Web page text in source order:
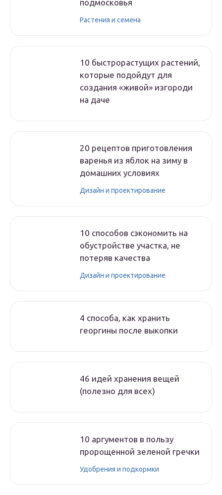
подмосковья
Растения и семена
10 быстрорастущих растений,
которые подойдут для
создания «живой» изгороди
на даче
20 рецептов приготовления
варенья из яблок на зиму в
домашних условиях
Дизайн и проектирование
10 способов сэкономить на
обустройстве участка, не
потеряв качества
Дизайн и проектирование
4 способа, как хранить
георгины после выкопки
46 идей хранения вещей
(полезно для всех)
10 аргументов в пользу
пророщенной зеленой гречки
Удобрения и подкормки